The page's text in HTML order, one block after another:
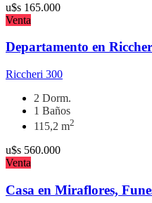
u$s 165.000
Venta
Departamento en
Riccheri 300
2 Dorm.
1 Baños
115,2 m2
u$s 560.000
Venta
Casa en Miraflores,